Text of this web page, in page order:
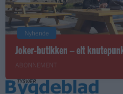
Nyhende
Joker-butikken – eit
ABONNEMENT